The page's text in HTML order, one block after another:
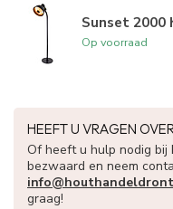
Sunset 2000
Op voorraad
HEEFT U VRAGEN
Of heeft u hulp nodig
bezwaard en neem
graag!